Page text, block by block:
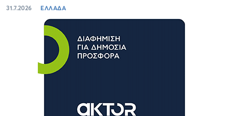
31.7.2026 ΕΛΛΑΔΑ